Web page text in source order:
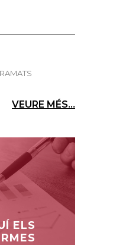
VEURE MÉS...
ELS